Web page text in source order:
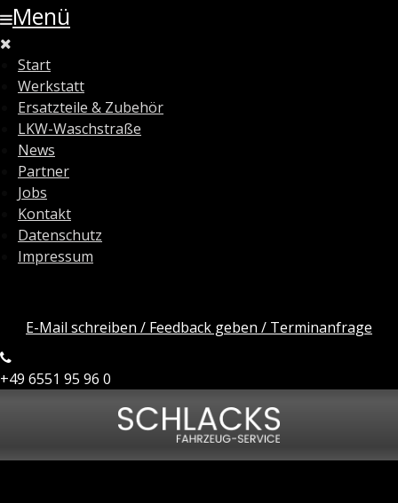
Menü
Start
Werkstatt
Ersatzteile & Zubehör
LKW-Waschstraße
News
Partner
Jobs
Kontakt
Datenschutz
Impressum
E-Mail schreiben / Feedback geben / Terminanfrage
+49 6551 95 96 0